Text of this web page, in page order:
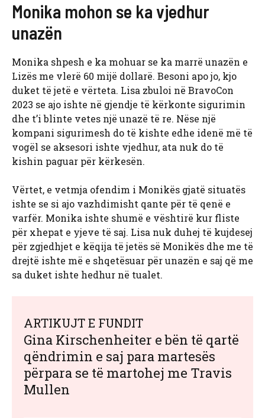
Monika mohon se ka vjedhur
unazën
Monika shpesh e ka mohuar se ka marrë unazën e
Lizës me vlerë 60 mijë dollarë. Besoni apo jo, kjo
duket të jetë e vërteta. Lisa zbuloi në BravoCon
2023 se ajo ishte në gjendje të kërkonte sigurimin
dhe t’i blinte vetes një unazë të re. Nëse një
kompani sigurimesh do të kishte edhe idenë më të
vogël se aksesori ishte vjedhur, ata nuk do të
kishin paguar për kërkesën.
Vërtet, e vetmja ofendim i Monikës gjatë situatës
ishte se si ajo vazhdimisht qante për të qenë e
varfër. Monika ishte shumë e vështirë kur fliste
për xhepat e yjeve të saj. Lisa nuk duhej të kujdesej
për zgjedhjet e këqija të jetës së Monikës dhe me të
drejtë ishte më e shqetësuar për unazën e saj që me
sa duket ishte hedhur në tualet.
ARTIKUJT E FUNDIT
Gina Kirschenheiter e bën të qartë
qëndrimin e saj para martesës
përpara se të martohej me Travis
Mullen